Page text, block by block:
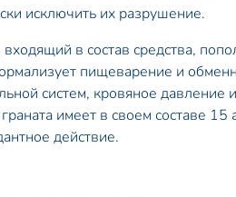
исключить их разрушение.
в состав средства,
пищеварение и
систем, кровяное
имеет в своем составе
действие.